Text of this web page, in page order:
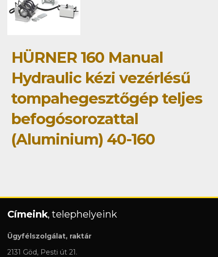
HÜRNER 160 Manual
Hydraulic kézi vezérlésű
tompahegesztőgép teljes
befogósorozattal
(Aluminium) 40-160
Címeink, telephelyeink
Ügyfélszolgálat, raktár
2131 Göd, Pesti út 21.